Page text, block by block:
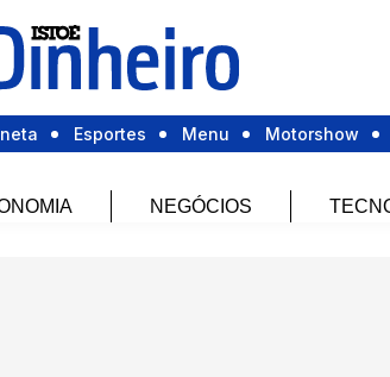
Esportes Menu Motorshow
NEGÓCIOS